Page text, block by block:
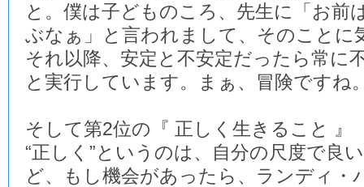
と。僕は子どものころ、先生に「お前
ぶなぁ」と言われまして、そのことに
それ以降、安定と不安定だったら常に
と実行しています。まぁ、冒険ですね
そして第2位の『 正しく生きること 』
“正しく”というのは、自分の尺度で良
ど、もし機会があったら、ランディ・